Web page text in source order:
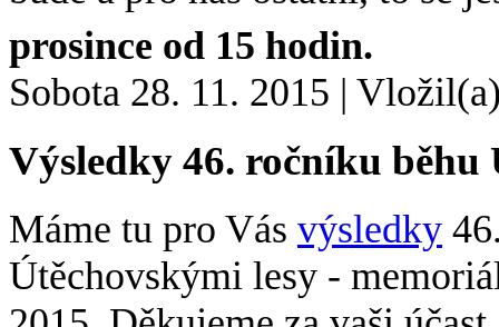
prosince od 15 hodin.
Sobota 28. 11. 2015 |
Výsledky 46. ročníku běhu
Máme tu pro Vás výsledky
Útěchovskými lesy -